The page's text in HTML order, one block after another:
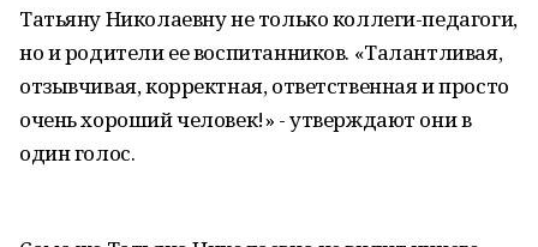
Татьяну Николаевну не только коллеги-педагоги,
но и родители ее воспитанников. «Талантливая,
отзывчивая, корректная, ответственная и просто
очень хороший человек!» - утверждают они в
один голос.